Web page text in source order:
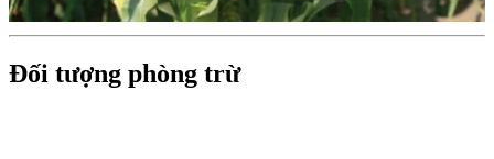
Đối tượng phòng trừ